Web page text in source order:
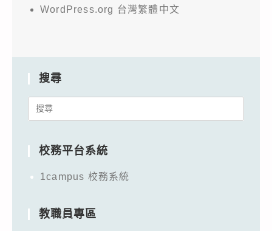
WordPress.org 台灣繁體中文
搜尋
Search
校務平台系統
1campus 校務系統
教職員專區